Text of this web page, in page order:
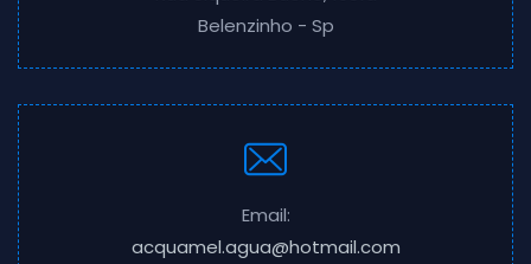
Belenzinho - Sp
Email:
acquamel.agua@hotmail.com